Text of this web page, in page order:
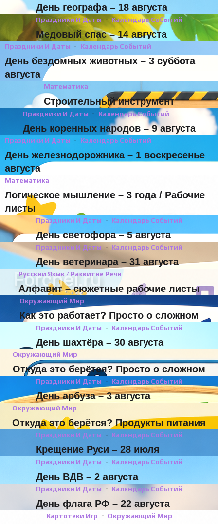
День географа – 18 августа
Праздники И Даты Календарь Событий
Медовый спас – 14 августа
Праздники И Даты Календарь Событий
День бездомных животных – 3 суббота
августа
Математика
Строительный инструмент
Праздники И Даты Календарь Событий
День коренных народов – 9 августа
Праздники И Даты Календарь Событий
День железнодорожника – 1 воскресенье
августа
Математика
Логическое мышление – 3 года / Рабочие
листы
Праздники И Даты Календарь Событий
День светофора – 5 августа
Праздники И Даты Календарь Событий
День ветеринара – 31 августа
Русский Язык / Развитие Речи
Алфавит – сюжетные рабочие листы
Окружающий Мир
Как это работает? Просто о сложном
Праздники И Даты Календарь Событий
День шахтёра – 30 августа
Окружающий Мир
Откуда это берётся? Просто о сложном
Праздники И Даты Календарь Событий
День арбуза – 3 августа
Окружающий Мир
Откуда это берётся? Продукты питания
Праздники И Даты Календарь Событий
Крещение Руси – 28 июля
Праздники И Даты Календарь Событий
День ВДВ – 2 августа
Праздники И Даты Календарь Событий
День флага РФ – 22 августа
Картотеки Игр Окружающий Мир